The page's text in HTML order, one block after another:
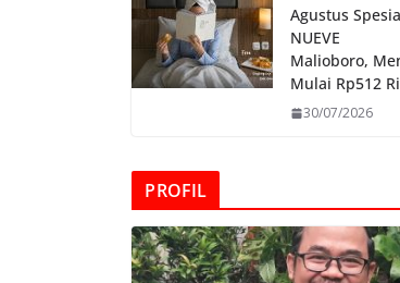
Agustus
NUEVE
Malioboro,
Mulai Rp512
30/07/2026
PROFIL